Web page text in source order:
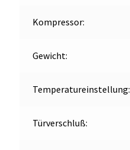
Kompressor:
Gewicht:
Temperatureinstellung:
Türverschluß: